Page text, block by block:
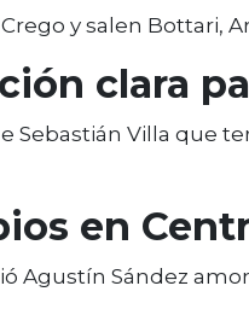
y salen Bottari,
clara
Sebastián Villa que
en
Agustín Sández